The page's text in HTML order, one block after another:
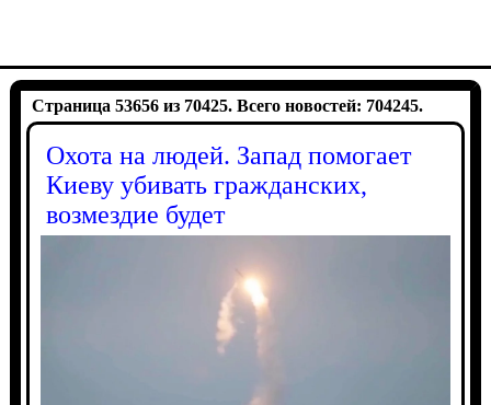
Страница 53656 из 70425. Всего новостей: 704245.
Охота на людей. Запад помогает
Киеву убивать гражданских,
возмездие будет